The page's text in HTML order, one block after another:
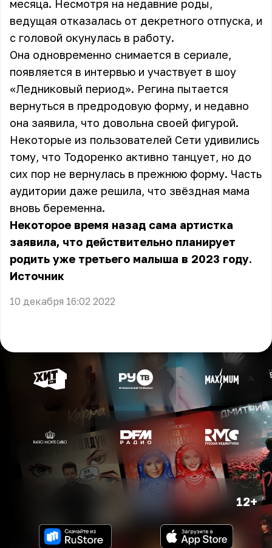
месяца. Несмотря на недавние роды,
ведущая отказалась от декретного отпуска, и
с головой окунулась в работу.
Она одновременно снимается в сериале,
появляется в интервью и участвует в шоу
«Ледниковый период». Регина пытается
вернуться в предродовую форму, и недавно
она заявила, что довольна своей фигурой.
Некоторые из пользователей Сети удивились
тому, что Тодоренко активно танцует, но до
сих пор не вернулась в прежнюю форму. Часть
аудитории даже решила, что звёздная мама
вновь беременна.
Некоторое время назад сама артистка
заявила, что действительно планирует
родить уже третьего малыша в 2023 году.
Источник
10 декабря 16:02 2022
12+